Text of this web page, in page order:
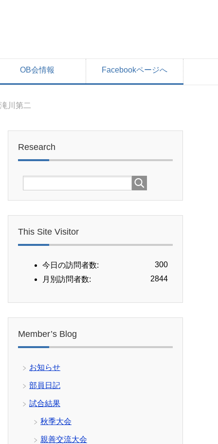
OB会情報 Facebookページへ
川第二
Research
This Site Visitor
300
今日の訪問者数:
2844
月別訪問者数:
Member’s Blog
お知らせ
部員日記
試合結果
秋季大会
親善交流大会